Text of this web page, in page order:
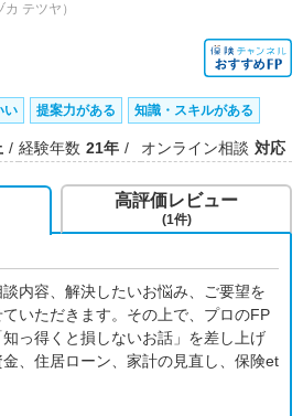
カ テツヤ）
い 提案力がある 知識・スキルがある
経験年数 21年 オンライン相談 対応
内容、解決したいお悩み、ご要望を
いただきます。その上で、プロのFP
っ得くと損しないお話」を差し上げ
、住居ローン、家計の見直し、保険et
高評価レビュー
(1件)